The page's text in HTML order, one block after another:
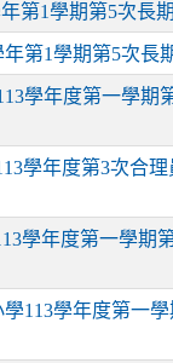
第1學期第5次長
第1學期第5次長
學年度第一學期
學年度第3次合
學年度第一學期
113學年度第一